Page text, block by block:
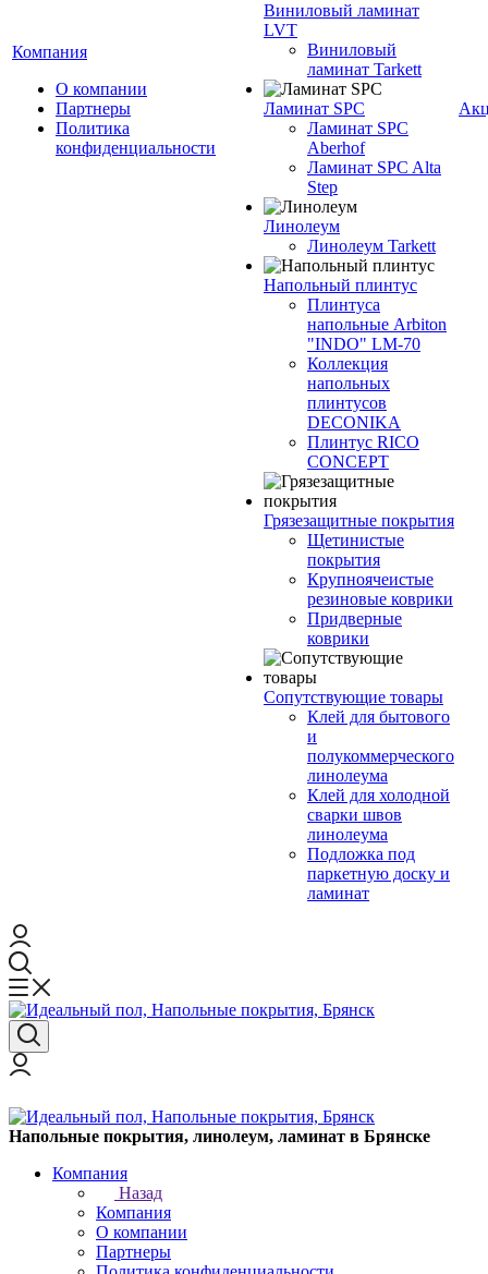
Компания
О компании
Партнеры
Политика
конфиденциальности
Виниловый ламинат
LVT
Виниловый
ламинат Tarkett
Ламинат SPC
Ламинат SPC
Aberhof
Ламинат SPC Alta
Step
Линолеум
Линолеум Tarkett
Напольный плинтус
Плинтуса
напольные Arbiton
"INDO" LM-70
Коллекция
напольных
плинтусов
DECONIKA
Плинтус RICO
CONCEPT
Грязезащитные покрытия
Щетинистые
покрытия
Крупноячеистые
резиновые коврики
Придверные
коврики
Сопутствующие товары
Клей для бытового
и
полукоммерческого
линолеума
Клей для холодной
сварки швов
линолеума
Подложка под
паркетную доску и
ламинат
Напольные покрытия, линолеум, ламинат в Брянске
Компания
Назад
Компания
О компании
Партнеры